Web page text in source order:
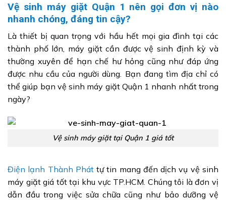
Vệ sinh máy giặt Quận 1 nên gọi đơn vị nào
nhanh chóng, đáng tin cậy?
Là thiết bị quan trọng với hầu hết mọi gia đình tại các
thành phố lớn, máy giặt cần được vệ sinh định kỳ và
thường xuyên để hạn chế hư hỏng cũng như đáp ứng
được nhu cầu của người dùng. Bạn đang tìm địa chỉ có
thể giúp bạn vệ sinh máy giặt Quận 1 nhanh nhất trong
ngày?
Vệ sinh máy giặt tại Quận 1 giá tốt
Điện lạnh Thành Pháttự tin mang đến dịch vụ vệ sinh
máy giặt giá tốt tại khu vực TP.HCM. Chúng tôi là đơn vị
dẫn đầu trong việc sửa chữa cũng như bảo dưỡng vệ